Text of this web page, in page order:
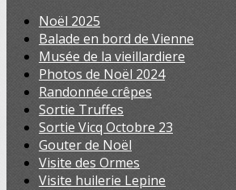
Noël 2025
Balade en bord de Vienne
Musée de la vieillardiere
Photos de Noël 2024
Randonnée crêpes
Sortie Truffes
Sortie Vicq Octobre 23
Gouter de Noël
Visite des Ormes
Visite huilerie Lepine